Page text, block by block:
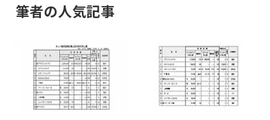
筆者の人気記事